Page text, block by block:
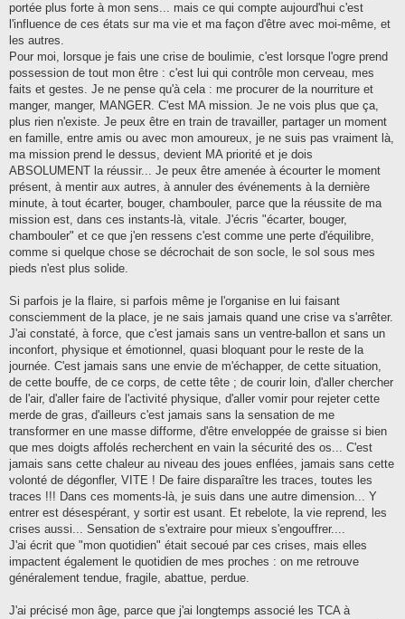
portée plus forte à mon sens... mais ce qui compte aujourd'hui c'est
l'influence de ces états sur ma vie et ma façon d'être avec moi-même, et
les autres.
Pour moi, lorsque je fais une crise de boulimie, c'est lorsque l'ogre prend
possession de tout mon être : c'est lui qui contrôle mon cerveau, mes
faits et gestes. Je ne pense qu'à cela : me procurer de la nourriture et
manger, manger, MANGER. C'est MA mission. Je ne vois plus que ça,
plus rien n'existe. Je peux être en train de travailler, partager un moment
en famille, entre amis ou avec mon amoureux, je ne suis pas vraiment là,
ma mission prend le dessus, devient MA priorité et je dois
ABSOLUMENT la réussir... Je peux être amenée à écourter le moment
présent, à mentir aux autres, à annuler des événements à la dernière
minute, à tout écarter, bouger, chambouler, parce que la réussite de ma
mission est, dans ces instants-là, vitale. J'écris "écarter, bouger,
chambouler" et ce que j'en ressens c'est comme une perte d'équilibre,
comme si quelque chose se décrochait de son socle, le sol sous mes
pieds n'est plus solide.
Si parfois je la flaire, si parfois même je l'organise en lui faisant
consciemment de la place, je ne sais jamais quand une crise va s'arrêter.
J'ai constaté, à force, que c'est jamais sans un ventre-ballon et sans un
inconfort, physique et émotionnel, quasi bloquant pour le reste de la
journée. C'est jamais sans une envie de m'échapper, de cette situation,
de cette bouffe, de ce corps, de cette tête ; de courir loin, d'aller chercher
de l'air, d'aller faire de l'activité physique, d'aller vomir pour rejeter cette
merde de gras, d'ailleurs c'est jamais sans la sensation de me
transformer en une masse difforme, d'être enveloppée de graisse si bien
que mes doigts affolés recherchent en vain la sécurité des os... C'est
jamais sans cette chaleur au niveau des joues enflées, jamais sans cette
volonté de dégonfler, VITE ! De faire disparaître les traces, toutes les
traces !!! Dans ces moments-là, je suis dans une autre dimension... Y
entrer est désespérant, y sortir est usant. Et rebelote, la vie reprend, les
crises aussi... Sensation de s'extraire pour mieux s'engouffrer....
J'ai écrit que "mon quotidien" était secoué par ces crises, mais elles
impactent également le quotidien de mes proches : on me retrouve
généralement tendue, fragile, abattue, perdue.
J'ai précisé mon âge, parce que j'ai longtemps associé les TCA à